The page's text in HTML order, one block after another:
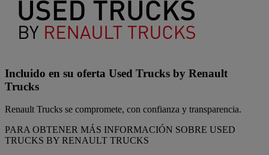
Incluido en su oferta Used Trucks by Renault
Trucks
Renault Trucks se compromete, con confianza y transparencia.
PARA OBTENER MÁS INFORMACIÓN SOBRE USED
TRUCKS BY RENAULT TRUCKS